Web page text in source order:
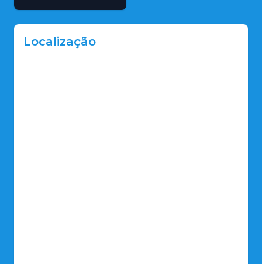
Localização